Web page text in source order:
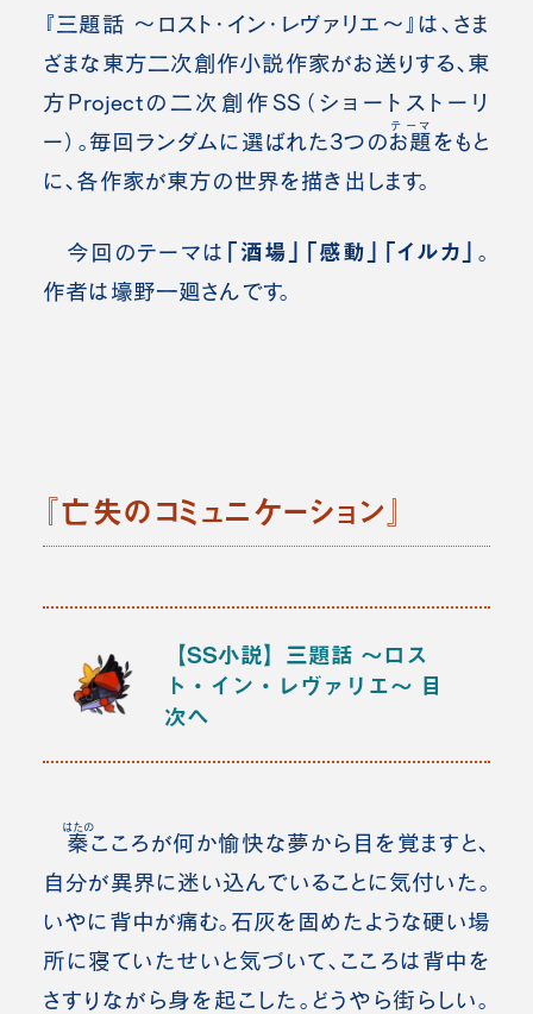
『三題話 ～ロスト・イン・レヴァリエ～』は、さま
ざまな東方二次創作小説作家がお送りする、東
方Projectの二次創作SS（ショートストーリ
ー）。毎回ランダムに選ばれた3つのお題
テーマ
をもと
に、各作家が東方の世界を描き出します。
今回のテーマは 「酒場」「感動」「イルカ」 。
作者は壕野一廻 さんです。
『亡失のコミュニケーション』
【SS小説】三題話 ～ロス
ト・イン・レヴァリエ～ 目
次へ
秦
はたの
こころが何か愉快な夢から目を覚ますと、
自分が異界に迷い込んでいることに気付いた。
いやに背中が痛む。石灰を固めたような硬い場
所に寝ていたせいと気づいて、こころは背中を
さすりながら身を起こした。どうやら街らしい。